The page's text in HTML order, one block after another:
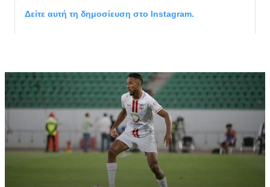
Δείτε αυτή τη δημοσίευση στο Instagram.